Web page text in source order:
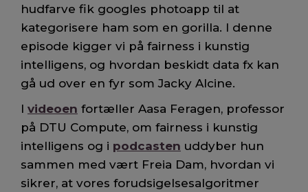
hudfarve fik googles photoapp til at
kategorisere ham som en gorilla. I denne
episode kigger vi på fairness i kunstig
intelligens, og hvordan beskidt data fx kan
gå ud over en fyr som Jacky Alcine.
I videoen fortæller Aasa Feragen, professor
på DTU Compute, om fairness i kunstig
intelligens og i podcasten uddyber hun
sammen med vært Freia Dam, hvordan vi
sikrer, at vores forudsigelsesalgoritmer